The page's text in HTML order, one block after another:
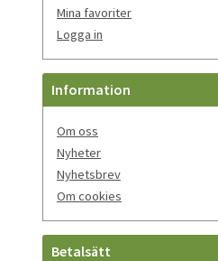
Mina favoriter
Logga in
Information
Om oss
Nyheter
Nyhetsbrev
Om cookies
Betalsätt